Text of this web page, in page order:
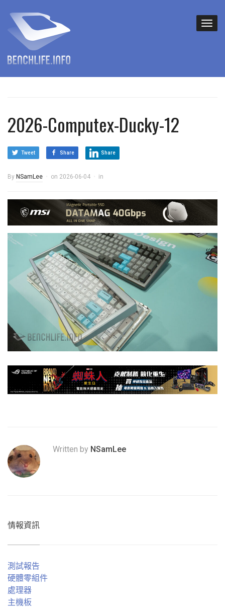
2026-Computex-Ducky-12
Tweet Share Share
By NSamLee on 2026-06-04 in
Written by NSamLee
情報資訊
測試報告
硬體零組件
處理器
主機板